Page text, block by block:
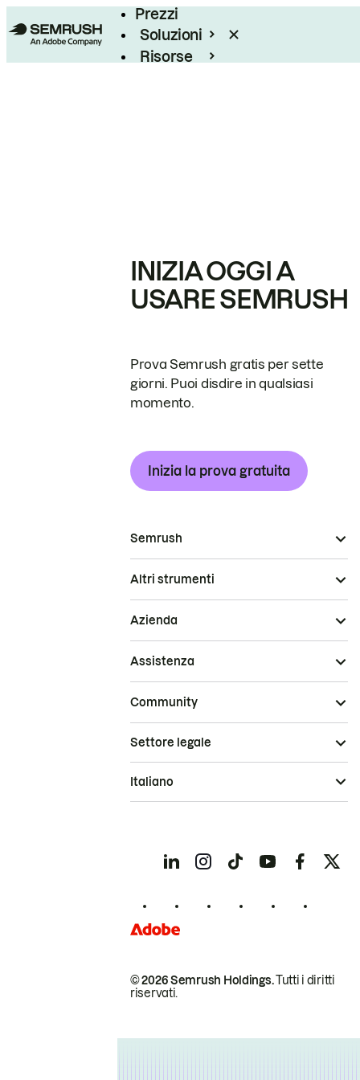
Prezzi
Soluzioni
Risorse
INIZIA OGGI A
USARE SEMRUSH
Prova Semrush gratis per sette
giorni. Puoi disdire in qualsiasi
momento.
Inizia la prova gratuita
Semrush
Altri strumenti
Azienda
Assistenza
Community
© 2026 Semrush Holdings.Tutti i diritti
riservati.
Settore legale
Italiano